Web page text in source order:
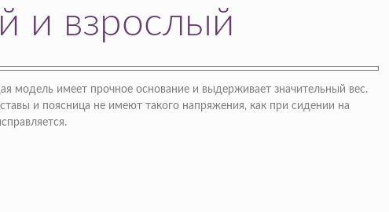
и взрослый
модель имеет прочное основание и выдерживает значительный вес.
и поясница не имеют такого напряжения, как при сидении на